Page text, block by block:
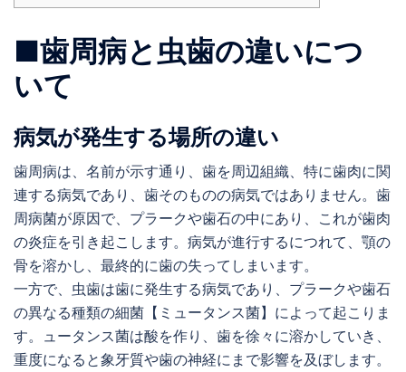
■歯周病と虫歯の違いにつ
いて
病気が発生する場所の違い
歯周病は、名前が示す通り、歯を周辺組織、特に歯肉に関
連する病気であり、歯そのものの病気ではありません。歯
周病菌が原因で、プラークや歯石の中にあり、これが歯肉
の炎症を引き起こします。病気が進行するにつれて、顎の
骨を溶かし、最終的に歯の失ってしまいます。
一方で、虫歯は歯に発生する病気であり、プラークや歯石
の異なる種類の細菌【ミュータンス菌】によって起こりま
す。ュータンス菌は酸を作り、歯を徐々に溶かしていき、
重度になると象牙質や歯の神経にまで影響を及ぼします。